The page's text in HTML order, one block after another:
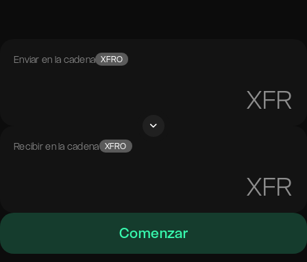
Enviar en la cadena XFRO
XFR
Recibir en la cadena XFRO
XFR
Comenzar